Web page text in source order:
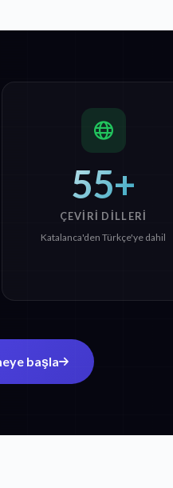
55+
ÇEVIRI DILLERI
Katalanca'den Türkçe'ye dahil
başla